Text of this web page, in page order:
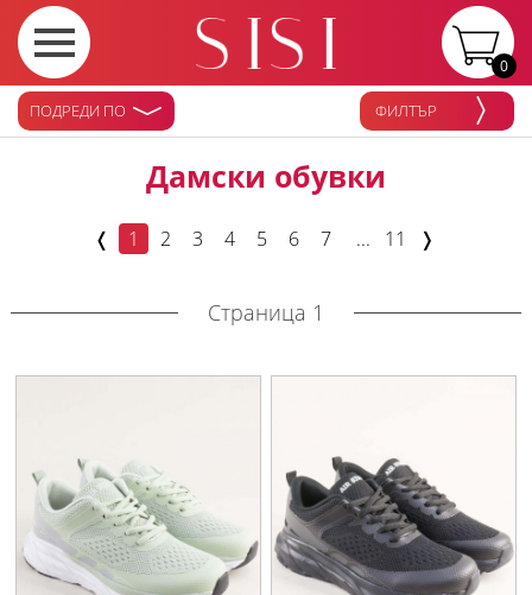
0
ПОДРЕДИ ПО ФИЛТЪР
Дамски обувки
❬ 1 2 3 4 5 6 7 ... 11 ❭
Страница 1